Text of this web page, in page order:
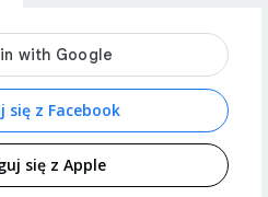
się z Facebook
się z Apple